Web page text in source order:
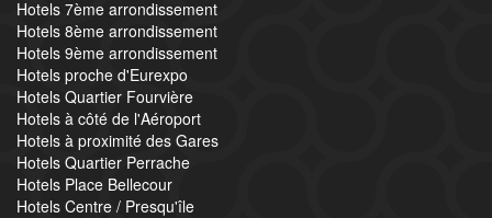
Hotels 7ème arrondissement
Hotels 8ème arrondissement
Hotels 9ème arrondissement
Hotels proche d'Eurexpo
Hotels Quartier Fourvière
Hotels à côté de l'Aéroport
Hotels à proximité des Gares
Hotels Quartier Perrache
Hotels Place Bellecour
Hotels Centre / Presqu'île